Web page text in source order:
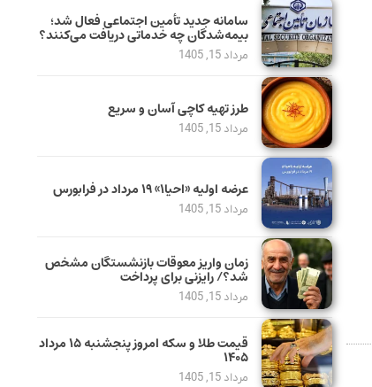
سامانه جدید تأمین اجتماعی فعال شد؛
بیمه‌شدگان چه خدماتی دریافت می‌کنند؟
مرداد 15, 1405
طرز تهیه کاچی آسان و سریع
مرداد 15, 1405
عرضه اولیه «احیا۱» ۱۹ مرداد در فرابورس
مرداد 15, 1405
زمان واریز معوقات بازنشستگان مشخص
شد؟/ رایزنی برای پرداخت
مرداد 15, 1405
قیمت طلا و سکه امروز پنجشنبه ۱۵ مرداد
۱۴۰۵
مرداد 15, 1405